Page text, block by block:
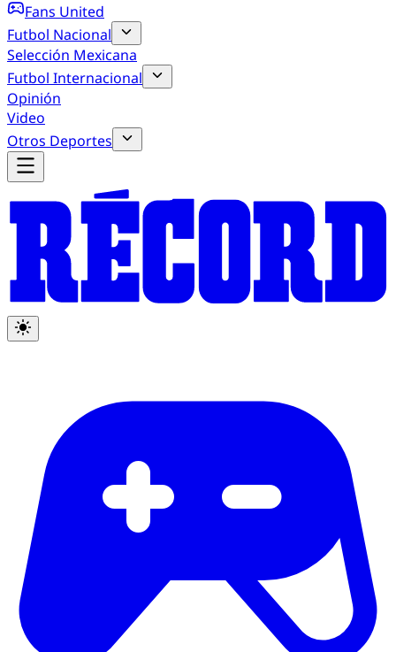
Fans United
Futbol Nacional
Selección Mexicana
Futbol Internacional
Opinión
Video
Otros Deportes